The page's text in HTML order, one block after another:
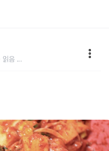
겨진 '다른 부분'
읽음 ...